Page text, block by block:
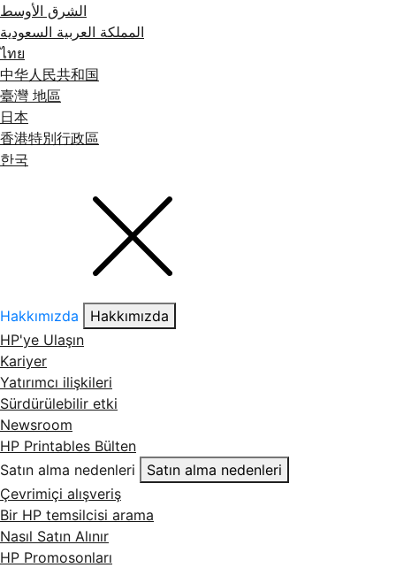
الشرق الأوسط
المملكة العربية السعودية
ไทย
中华人民共和国
臺灣 地區
日本
香港特別行政區
한국
Hakkımızda
Hakkımızda
HP'ye Ulaşın
Kariyer
Yatırımcı ilişkileri
Sürdürülebilir etki
Newsroom
HP Printables Bülten
Satın alma nedenleri
Satın alma nedenleri
Çevrimiçi alışveriş
Bir HP temsilcisi arama
Nasıl Satın Alınır
HP Promosonları